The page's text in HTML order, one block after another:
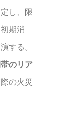
し、限
期消
する。
帯のリア
の火災